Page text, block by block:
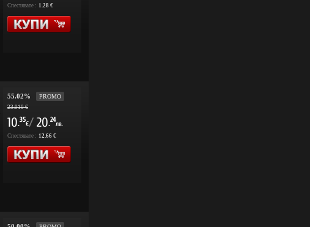
Спестявате : 1.28 €
55.02% PROMO
23.010 €
10.35
€/ 20.24
лв.
Спестявате : 12.66 €